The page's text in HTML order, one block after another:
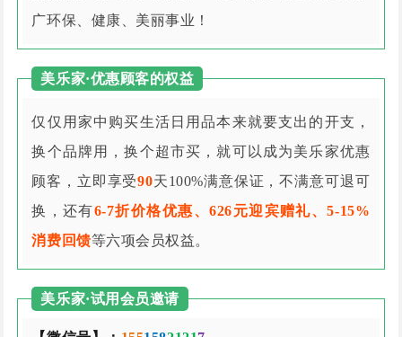
广环保、健康、美丽事业！
美乐家·优惠顾客的权益
仅仅用家中购买生活日用品本来就要支出的开支，
换个品牌用，换个超市买，就可以成为美乐家优惠
顾客，立即享受90天100%满意保证，不满意可退可
换，还有6-7折价格优惠、626元迎宾赠礼、5-15%
消费回馈等六项会员权益。
美乐家·试用会员邀请